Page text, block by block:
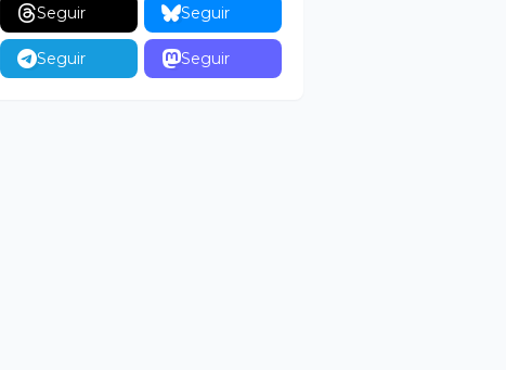
Seguir Seguir
Seguir Seguir